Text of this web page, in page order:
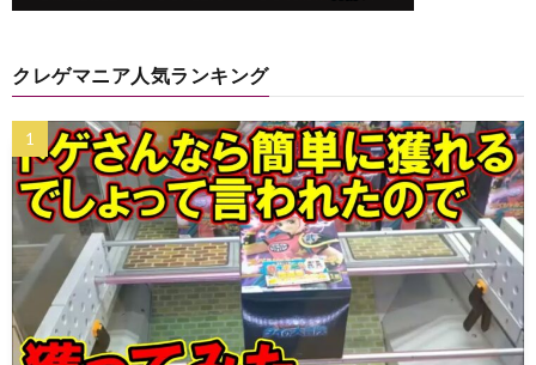
クレゲマニア人気ランキング